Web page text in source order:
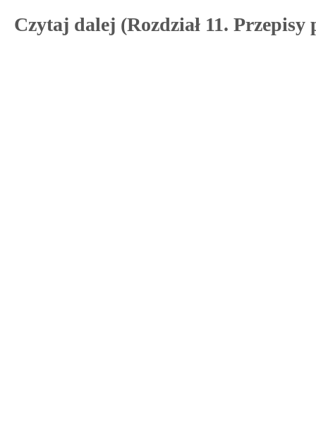
Czytaj dalej (Rozdział 11. Przepisy